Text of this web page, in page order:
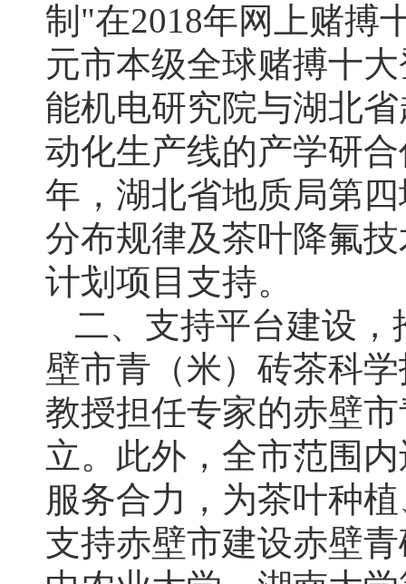
制"在2018年网上赌搏
元市本级全球赌搏十
能机电研究院与湖北
动化生产线的产学研
年，湖北省地质局第
分布规律及茶叶降氟
计划项目支持。
二、支持平台建设，
壁市青（米）砖茶科
教授担任专家的赤壁
立。此外，全市范围
服务合力，为茶叶种
支持赤壁市建设赤壁